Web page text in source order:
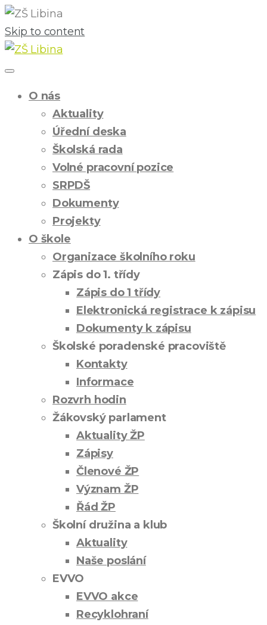
Skip to content
O nás
Aktuality
Úřední deska
Školská rada
Volné pracovní pozice
SRPDŠ
Dokumenty
Projekty
O škole
Organizace školního roku
Zápis do 1. třídy
Zápis do 1 třídy
Elektronická registrace k zápisu
Dokumenty k zápisu
Školské poradenské pracoviště
Kontakty
Informace
Rozvrh hodin
Žákovský parlament
Aktuality ŽP
Zápisy
Členové ŽP
Význam ŽP
Řád ŽP
Školní družina a klub
Aktuality
Naše poslání
EVVO
EVVO akce
Recyklohraní